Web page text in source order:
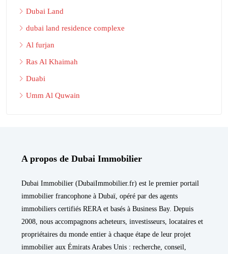
Dubai Land
dubai land residence complexe
Al furjan
Ras Al Khaimah
Duabi
Umm Al Quwain
A propos de Dubai Immobilier
Dubai Immobilier (DubaiImmobilier.fr) est le premier portail
immobilier francophone à Dubaï, opéré par des agents
immobiliers certifiés RERA et basés à Business Bay. Depuis
2008, nous accompagnons acheteurs, investisseurs, locataires et
propriétaires du monde entier à chaque étape de leur projet
immobilier aux Émirats Arabes Unis : recherche, conseil,